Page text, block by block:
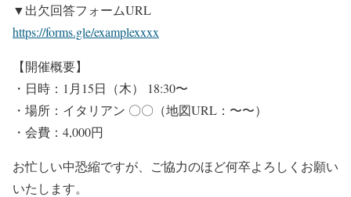
▼出欠回答フォームURL
https://forms.gle/examplexxxx
【開催概要】
・日時：1月15日（木） 18:30〜
・場所：イタリアン 〇〇（地図URL：〜〜）
・会費：4,000円
お忙しい中恐縮ですが、ご協力のほど何卒よろしくお願い
いたします。